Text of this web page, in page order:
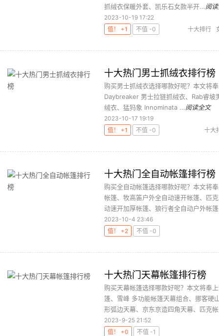
抓绒衣保暖外套、凯乐石女款半开...阅
2023-10-19 17:22
值！ +1
不值 -0 十大排行
十大热门男士抓绒衣排行榜
购买男士抓绒衣选择哪款好呢？本文将
Daybreaker 男士拉链抓绒衣、Rab睿
绒衣、猛犸象 Innominata ...阅读全文
2023-10-17 19:19
值！ +1
不值 -0 十大
十大热门全自动帐篷排行榜
购买全自动帐篷选择哪款好呢？本文将
帐篷、牧高笛户外全自动速开帐篷、匹
动速开加厚帐篷、狼行者全自动户外帐
2023-10-4 23:46
值！ +2
不值 -0
十大热门天幕帐篷排行榜
购买天幕帐篷选择哪款好呢？本文将奉
篷、雪峰 多功能帐篷天幕组合、挪客硬
形弧边天幕、京东京造四角天幕、匹克
2023-9-25 21:52
值！ +0
不值 -1